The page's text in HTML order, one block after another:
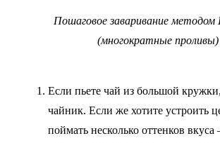
Пошаговое заваривание методом
(многократные проливы)
Если пьете чай из большой
чайник. Если же хотите устроить
поймать несколько оттенков